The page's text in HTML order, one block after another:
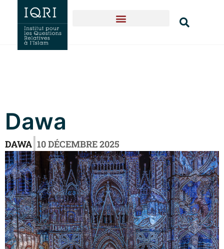
Dawa
DAWA 10 DÉCEMBRE 2025